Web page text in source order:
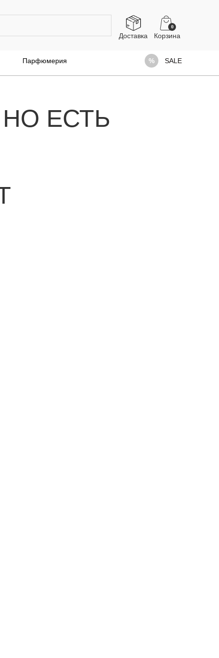
Доставка
0
Парфюмерия SALE
ЕСТЬ